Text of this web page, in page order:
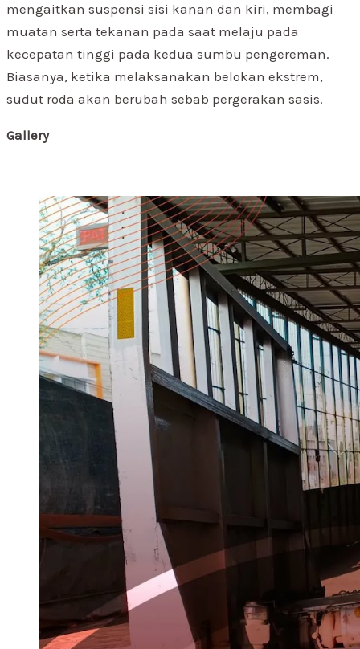
mengaitkan suspensi sisi kanan dan kiri, membagi
muatan serta tekanan pada saat melaju pada
kecepatan tinggi pada kedua sumbu pengereman.
Biasanya, ketika melaksanakan belokan ekstrem,
sudut roda akan berubah sebab pergerakan sasis.
Gallery